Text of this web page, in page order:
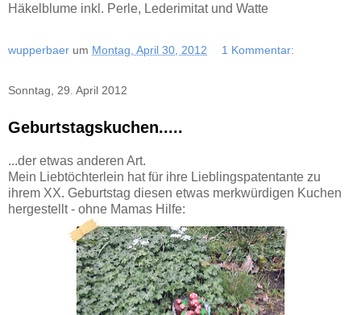
Häkelblume inkl. Perle, Lederimitat und Watte
wupperbaer um Montag, April 30, 2012 1 Kommentar:
Sonntag, 29. April 2012
Geburtstagskuchen.....
...der etwas anderen Art.
Mein Liebtöchterlein hat für ihre Lieblingspatentante zu
ihrem XX. Geburtstag diesen etwas merkwürdigen Kuchen
hergestellt - ohne Mamas Hilfe: